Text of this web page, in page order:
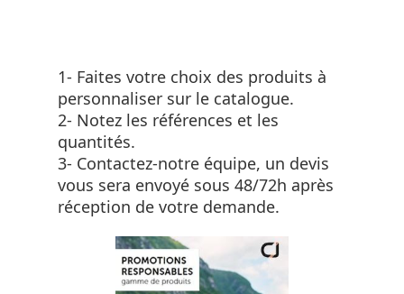
1- Faites votre choix des produits à
personnaliser sur le catalogue.
2- Notez les références et les
quantités.
3- Contactez-notre équipe, un devis
vous sera envoyé sous 48/72h après
réception de votre demande.